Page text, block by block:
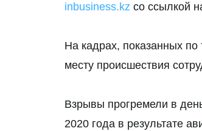
inbusiness.kz со ссылкой
На кадрах, показанных
месту происшествия
Взрывы прогремели в
2020 года в результате